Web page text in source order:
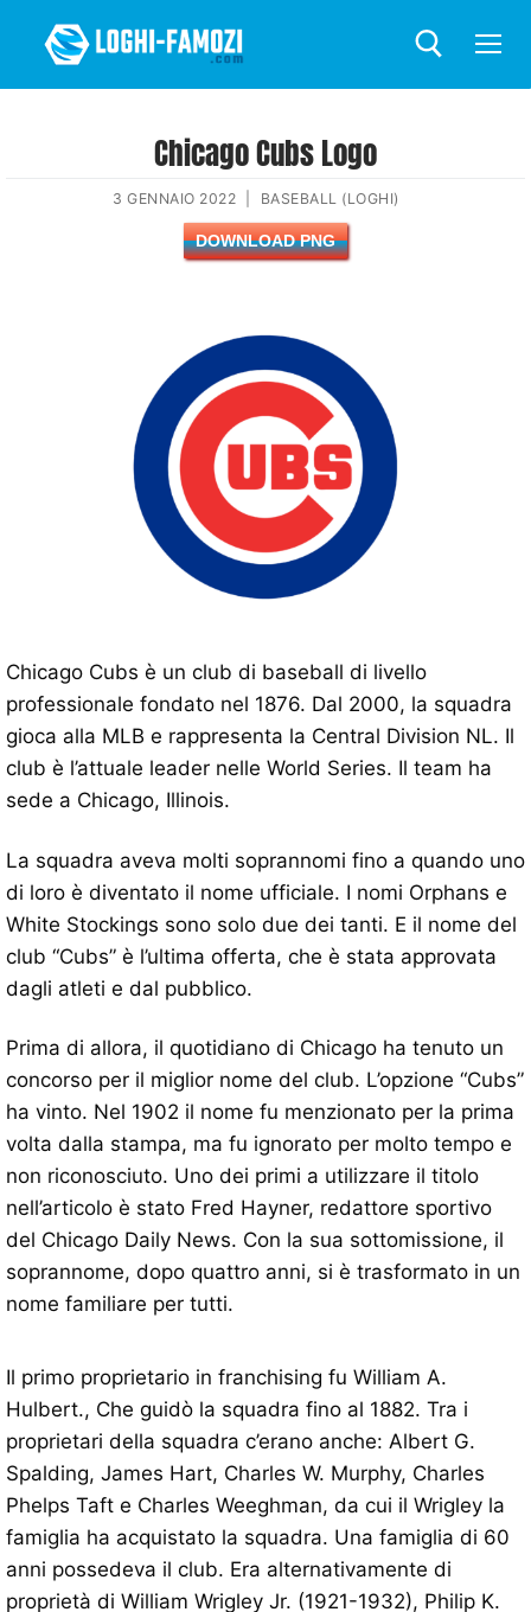
Chicago Cubs Logo
3 GENNAIO 2022 BASEBALL (LOGHI)
DOWNLOAD PNG
Chicago Cubs è un club di baseball di livello
professionale fondato nel 1876. Dal 2000, la squadra
gioca alla MLB e rappresenta la Central Division NL. Il
club è l’attuale leader nelle World Series. Il team ha
sede a Chicago, Illinois.
La squadra aveva molti soprannomi fino a quando uno
di loro è diventato il nome ufficiale. I nomi Orphans e
White Stockings sono solo due dei tanti. E il nome del
club “Cubs” è l’ultima offerta, che è stata approvata
dagli atleti e dal pubblico.
Prima di allora, il quotidiano di Chicago ha tenuto un
concorso per il miglior nome del club. L’opzione “Cubs”
ha vinto. Nel 1902 il nome fu menzionato per la prima
volta dalla stampa, ma fu ignorato per molto tempo e
non riconosciuto. Uno dei primi a utilizzare il titolo
nell’articolo è stato Fred Hayner, redattore sportivo
del Chicago Daily News. Con la sua sottomissione, il
soprannome, dopo quattro anni, si è trasformato in un
nome familiare per tutti.
Il primo proprietario in franchising fu William A.
Hulbert., Che guidò la squadra fino al 1882. Tra i
proprietari della squadra c’erano anche: Albert G.
Spalding, James Hart, Charles W. Murphy, Charles
Phelps Taft e Charles Weeghman, da cui il Wrigley la
famiglia ha acquistato la squadra. Una famiglia di 60
anni possedeva il club. Era alternativamente di
proprietà di William Wrigley Jr. (1921-1932), Philip K.